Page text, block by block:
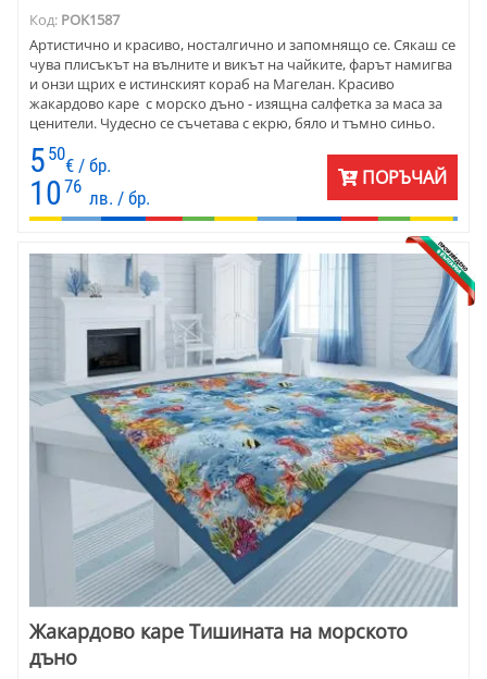
Код: POK1587
Артистично и красиво, носталгично и запомнящо се. Сякаш се
чува плисъкът на вълните и викът на чайките, фарът намигва
и онзи щрих е истинският кораб на Магелан. Красиво
жакардово каре с морско дъно - изящна салфетка за маса за
ценители. Чудесно се съчетава с екрю, бяло и тъмно синьо.
Размерите са 45 х 45 см .
5 50
€ / бр.
1076
лв. / бр.
ПОРЪЧАЙ
Жакардово каре Тишината на морското
дъно